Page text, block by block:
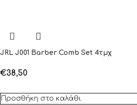
JRL J001 Barber Comb Set 4τμχ
€38,50
Προσθήκη στο καλάθι